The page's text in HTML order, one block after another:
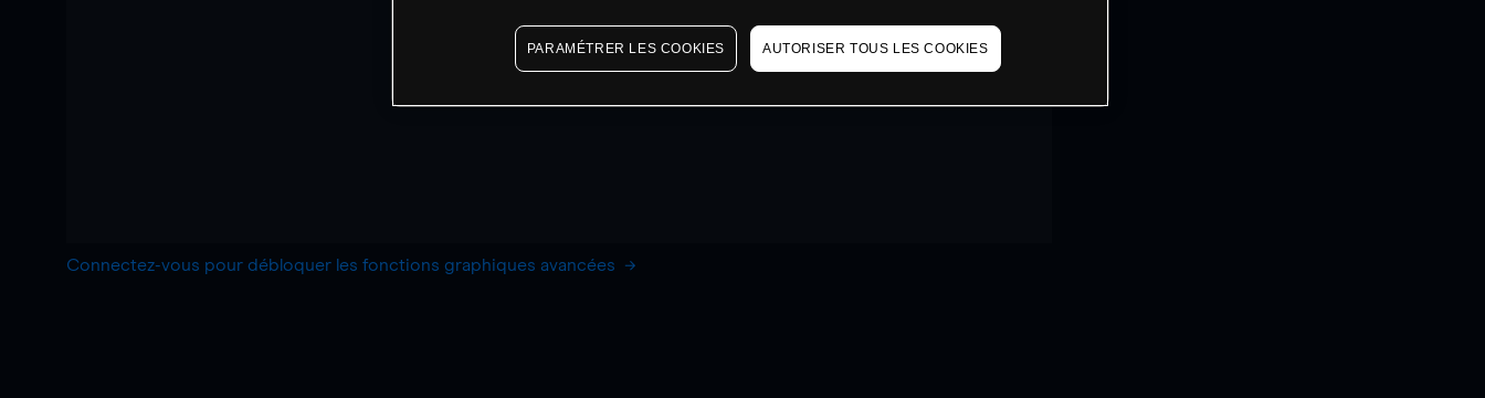
Connectez-vous pour débloquer les fonctions graphiques avancées
PARAMÉTRER LES COOKIES AUTORISER TOUS LES COOKIES